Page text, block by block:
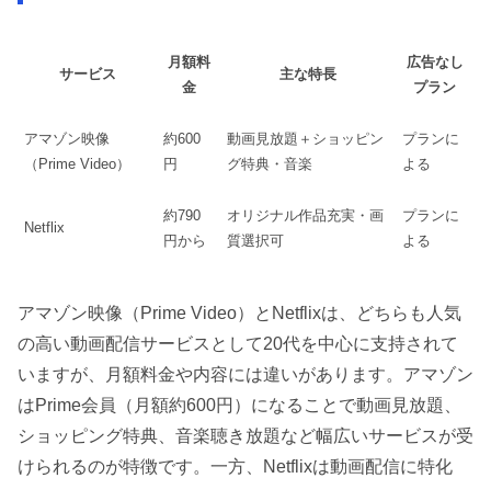
サービス
月額料
金
主な特長
広告なし
プラン
アマゾン映像
（Prime Video）
約600
円
動画見放題＋ショッピン
グ特典・音楽
プランに
よる
Netflix
約790
円から
オリジナル作品充実・画
質選択可
プランに
よる
アマゾン映像（Prime Video）とNetflixは、どちらも人気
の高い動画配信サービスとして20代を中心に支持されて
いますが、月額料金や内容には違いがあります。アマゾン
はPrime会員（月額約600円）になることで動画見放題、
ショッピング特典、音楽聴き放題など幅広いサービスが受
けられるのが特徴です。一方、Netflixは動画配信に特化